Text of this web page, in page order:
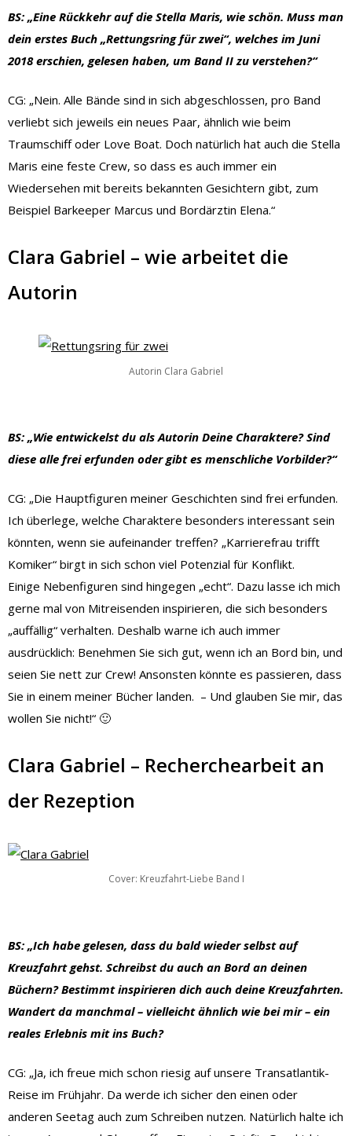
BS: „Eine Rückkehr auf die Stella Maris, wie schön. Muss man
dein erstes Buch „Rettungsring für zwei“, welches im Juni
2018 erschien, gelesen haben, um Band II zu verstehen?“
CG: „Nein. Alle Bände sind in sich abgeschlossen, pro Band
verliebt sich jeweils ein neues Paar, ähnlich wie beim
Traumschiff oder Love Boat. Doch natürlich hat auch die Stella
Maris eine feste Crew, so dass es auch immer ein
Wiedersehen mit bereits bekannten Gesichtern gibt, zum
Beispiel Barkeeper Marcus und Bordärztin Elena.“
Clara Gabriel – wie arbeitet die
Autorin
Autorin Clara Gabriel
BS: „Wie entwickelst du als Autorin Deine Charaktere? Sind
diese alle frei erfunden oder gibt es menschliche Vorbilder?“
CG: „Die Hauptfiguren meiner Geschichten sind frei erfunden.
Ich überlege, welche Charaktere besonders interessant sein
könnten, wenn sie aufeinander treffen? „Karrierefrau trifft
Komiker“ birgt in sich schon viel Potenzial für Konflikt.
Einige Nebenfiguren sind hingegen „echt“. Dazu lasse ich mich
gerne mal von Mitreisenden inspirieren, die sich besonders
„auffällig“ verhalten. Deshalb warne ich auch immer
ausdrücklich: Benehmen Sie sich gut, wenn ich an Bord bin, und
seien Sie nett zur Crew! Ansonsten könnte es passieren, dass
Sie in einem meiner Bücher landen. – Und glauben Sie mir, das
wollen Sie nicht!“ 🙂
Clara Gabriel – Recherchearbeit an
der Rezeption
Cover: Kreuzfahrt-Liebe Band I
BS: „Ich habe gelesen, dass du bald wieder selbst auf
Kreuzfahrt gehst. Schreibst du auch an Bord an deinen
Büchern? Bestimmt inspirieren dich auch deine Kreuzfahrten.
Wandert da manchmal – vielleicht ähnlich wie bei mir – ein
reales Erlebnis mit ins Buch?
CG: „Ja, ich freue mich schon riesig auf unsere Transatlantik-
Reise im Frühjahr. Da werde ich sicher den einen oder
anderen Seetag auch zum Schreiben nutzen. Natürlich halte ich